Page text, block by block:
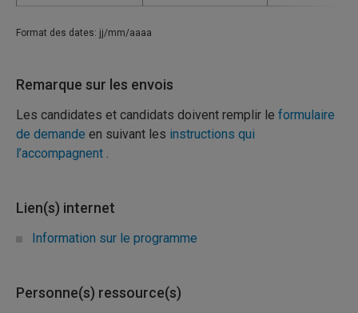
Format des dates: jj/mm/aaaa
Remarque sur les envois
Les candidates et candidats doivent remplir le formulaire
de demande en suivant les instructions qui
l’accompagnent .
Lien(s) internet
Information sur le programme
Personne(s) ressource(s)